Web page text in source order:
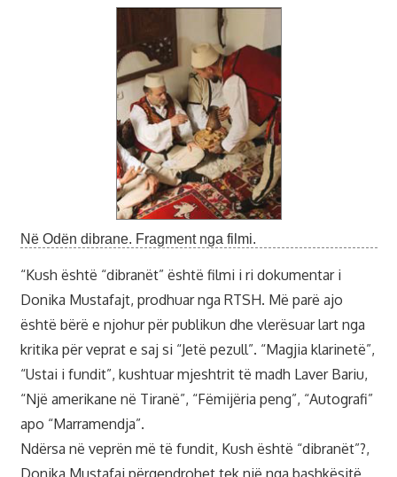
Në Odën dibrane. Fragment nga filmi.
“Kush është “dibranët” është filmi i ri dokumentar i
Donika Mustafajt, prodhuar nga RTSH. Më parë ajo
është bërë e njohur për publikun dhe vlerësuar lart nga
kritika për veprat e saj si “Jetë pezull”. “Magjia klarinetë”,
“Ustai i fundit”, kushtuar mjeshtrit të madh Laver Bariu,
“Një amerikane në Tiranë”, “Fëmijëria peng”, “Autografi”
apo “Marramendja”.
Ndërsa në veprën më të fundit, Kush është “dibranët”?,
Donika Mustafaj përqendrohet tek një nga bashkësitë